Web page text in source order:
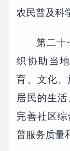
农民普及科
第二
织协助当
育、文化
居民的生
完善社区
普服务质量